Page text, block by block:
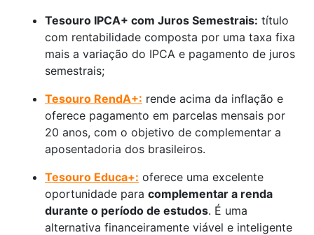
Tesouro IPCA+ com Juros Semestrais: título
com rentabilidade composta por uma taxa fixa
mais a variação do IPCA e pagamento de juros
semestrais;
Tesouro RendA+: rende acima da inflação e
oferece pagamento em parcelas mensais por
20 anos, com o objetivo de complementar a
aposentadoria dos brasileiros.
Tesouro Educa+: oferece uma excelente
oportunidade para complementar a renda
durante o período de estudos. É uma
alternativa financeiramente viável e inteligente